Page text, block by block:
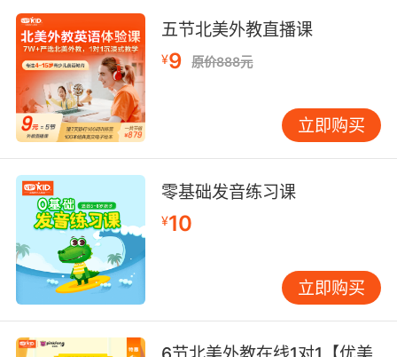
五节北美外教直播课
¥9 原价888元
立即购买
零基础发音练习课
¥10
立即购买